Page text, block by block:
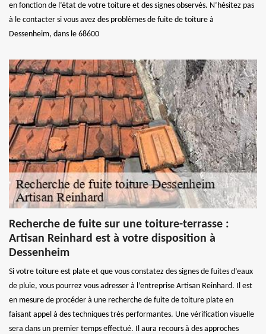
en fonction de l’état de votre toiture et des signes observés. N’hésitez pas
à le contacter si vous avez des problèmes de fuite de toiture à
Dessenheim, dans le 68600
Recherche de fuite sur une toiture-terrasse :
Artisan Reinhard est à votre disposition à
Dessenheim
Si votre toiture est plate et que vous constatez des signes de fuites d’eaux
de pluie, vous pourrez vous adresser à l’entreprise Artisan Reinhard. Il est
en mesure de procéder à une recherche de fuite de toiture plate en
faisant appel à des techniques très performantes. Une vérification visuelle
sera dans un premier temps effectué. Il aura recours à des approches